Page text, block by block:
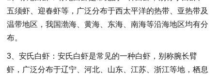
五须虾、迎春虾等，广泛分布于西太平洋的热带、亚热带及
温带地区，我国渤海、黄海、东海、南海等沿海地区均有分
布。
3、安氏白虾：安氏白虾是常见的一种白虾，别称腕长臂
虾，广泛分布于辽宁、河北、山东、江苏、浙江等地，栖息